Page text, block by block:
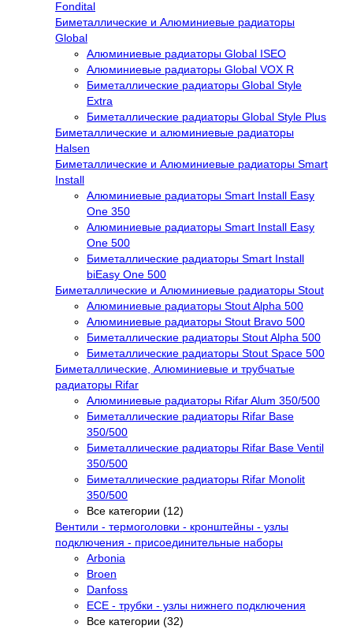
Fondital
Биметаллические и Алюминиевые радиаторы
Global
Алюминиевые радиаторы Global ISEO
Алюминиевые радиаторы Global VOX R
Биметаллические радиаторы Global Style
Extra
Биметаллические радиаторы Global Style Plus
Биметаллические и алюминиевые радиаторы
Halsen
Биметаллические и Алюминиевые радиаторы Smart
Install
Алюминиевые радиаторы Smart Install Easy
One 350
Алюминиевые радиаторы Smart Install Easy
One 500
Биметаллические радиаторы Smart Install
biEasy One 500
Биметаллические и Алюминиевые радиаторы Stout
Алюминиевые радиаторы Stout Alpha 500
Алюминиевые радиаторы Stout Bravo 500
Биметаллические радиаторы Stout Alpha 500
Биметаллические радиаторы Stout Space 500
Биметаллические, Алюминиевые и трубчатые
радиаторы Rifar
Алюминиевые радиаторы Rifar Alum 350/500
Биметаллические радиаторы Rifar Base
350/500
Биметаллические радиаторы Rifar Base Ventil
350/500
Биметаллические радиаторы Rifar Monolit
350/500
Все категории (12)
Вентили - термоголовки - кронштейны - узлы
подключения - присоединительные наборы
Arbonia
Broen
Danfoss
ECE - трубки - узлы нижнего подключения
Все категории (32)